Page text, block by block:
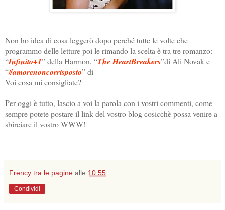
Non ho idea di cosa leggerò dopo perché tutte le volte che
programmo delle letture poi le rimando la scelta è tra tre romanzo:
“Infinito+1” della Harmon, “The HeartBreakers”di Ali Novak e
“#amorenoncorrisposto” di
Voi cosa mi consigliate?
Per oggi è tutto, lascio a voi la parola con i vostri commenti, come
sempre potete postare il link del vostro blog cosicchè possa venire a
sbirciare il vostro WWW!
Frency tra le pagine alle 10:55
Condividi